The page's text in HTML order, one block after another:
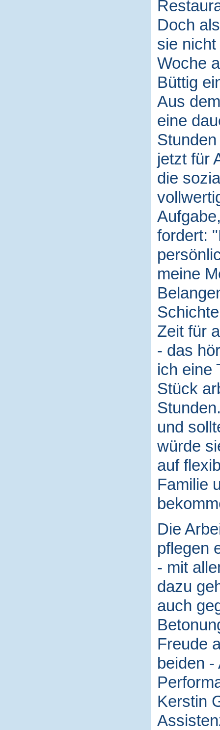
Doch
sie
Woche
Büttig
Aus
eine
jetzt für
die
fordert:
meine
Zeit für
- das
ich eine
Stück
und
würde
auf
Familie
Die
pflegen
- mit
dazu
auch
Freude
beiden -
Kerstin